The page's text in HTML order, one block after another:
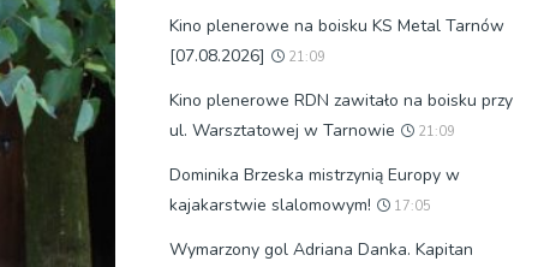
Kino plenerowe na boisku KS Metal Tarnów
[07.08.2026]
21:09
Kino plenerowe RDN zawitało na boisku przy
ul. Warsztatowej w Tarnowie
21:09
Dominika Brzeska mistrzynią Europy w
kajakarstwie slalomowym!
17:05
Wymarzony gol Adriana Danka. Kapitan